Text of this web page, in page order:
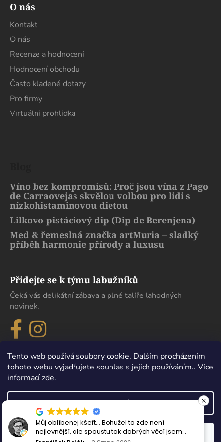
Tento web používá soubory cookie. Dalším procházením
tohoto webu vyjadřujete souhlas s jejich používáním.. Více
informacízde.
Nastavení
Odmítnout Souhlasím
O nás
Kontakt
O nás
Recenze a hodnocení
Hodnocení obchodu
Často kladené dotazy
Pro firmy
Virtuální prohlídka
Víno bez kompromisů: Proč jsou vína z Pago
de Carraovejas skvělou volbou pro lidi s
nízkohistaminovou dietou
Lilkovo-pistáciový dip (Dip de Berenjena)
Med & řemeslná značka artMuria – sladký
příběh harmonie přírody a luxusu
Přidejte se k týmu labužníků
Čeká vás delikátní zábava a plné talíře lahodných
novinek.
Vytvořil Shoptet
Copyright 2026 eDelikatesy. Všechna práva vyhrazena.
není
věcí jsem
Maximální spokojenost, sehnal
která se nikde jinde v Čechách